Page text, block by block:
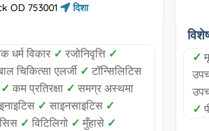
OD 753001
दिशा
धर्म विकार ✓ रजोनिवृत्ति ✓
चिकित्सा एलर्जी ✓ टॉन्सिलिटिस
✓ कम प्रतिरक्षा ✓ समग्र अस्थमा
✓ साइनसाइटिस ✓
✓ विटिलिगो ✓ मुँहासे ✓
✓
✓